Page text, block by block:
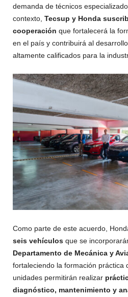
demanda de técnicos
contexto, Tecsup y Honda
cooperación que fortalecerá la
en el país y contribuirá al
altamente calificados para la
Como parte de este acuerdo,
seis vehículos que se
Departamento de Mecánica y
fortaleciendo la formación práctica
unidades permitirán realizar
diagnóstico, mantenimiento y